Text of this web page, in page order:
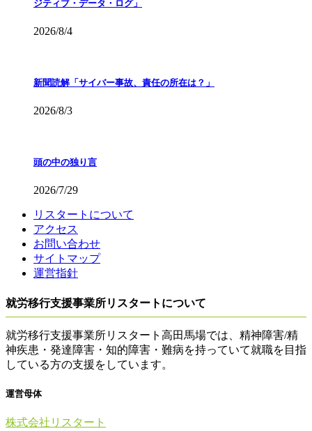
ジティブ・データ・ログ」
2026/8/4
新聞読解「サイバー事故、責任の所在は？」
2026/8/3
頭の中の独り言
2026/7/29
リスタートについて
アクセス
お問い合わせ
サイトマップ
運営指針
就労移行支援事業所リスタートについて
就労移行支援事業所リスタート高田馬場では、精神障害/精
神疾患・発達障害・知的障害・難病を持っていて就職を目指
している方の支援をしています。
運営母体
株式会社リスタート